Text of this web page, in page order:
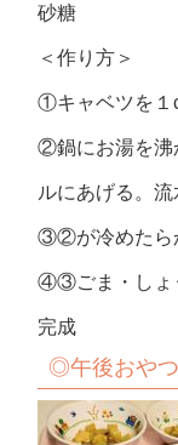
砂糖 1
＜作り方＞
①キャベツを１
②鍋にお湯を沸
ルにあげる。流
③②が冷めたら
④③ごま・しょ
完成
◎午後おやつ